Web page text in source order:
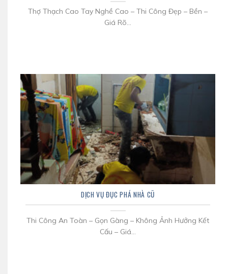
Thợ Thạch Cao Tay Nghề Cao – Thi Công Đẹp – Bền –
Giá Rõ...
DỊCH VỤ ĐỤC PHÁ NHÀ CŨ
Thi Công An Toàn – Gọn Gàng – Không Ảnh Hưởng Kết
Cấu – Giá...